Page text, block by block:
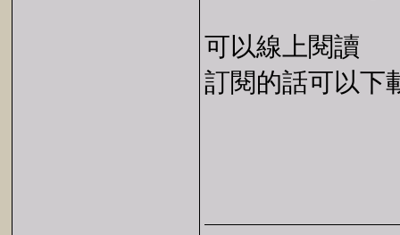
可以線上閱讀
訂閱的話可以下